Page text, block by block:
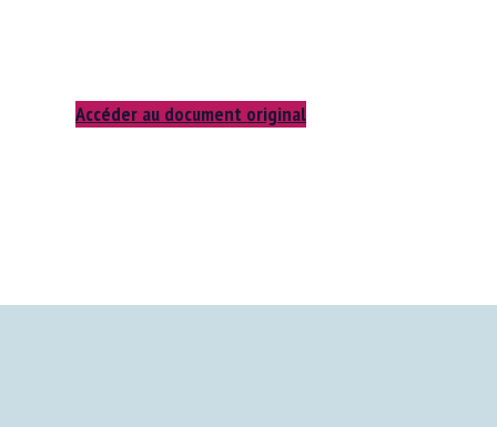
Accéder au document original